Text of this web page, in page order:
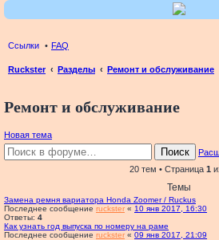
Ссылки FAQ
Ruckster Разделы
Ремонт и обслуживание
Ремонт и обслуживание
Новая тема
Поиск
20 тем • Страница 1
Темы
Замена ремня вариатора Honda Zoomer / Ruckus
Последнее сообщение ruckster « 10 янв 2017, 16:30
Ответы: 4
Как узнать год выпуска по номеру на раме
Последнее сообщение ruckster « 09 янв 2017, 21:09